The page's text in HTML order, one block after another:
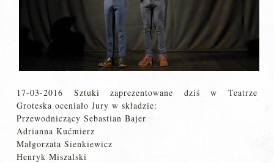
17-03-2016 Sztuki zaprezentowane dziś w Teatrze
Groteska oceniało Jury w składzie:
Przewodniczący Sebastian Bajer
Adrianna Kućmierz
Małgorzata Sienkiewicz
Henryk Miszalski